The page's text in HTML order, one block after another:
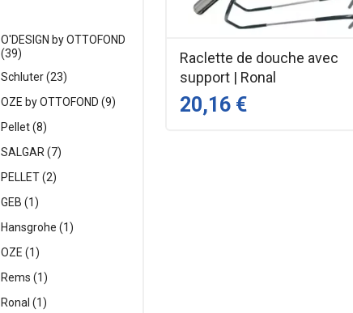
O'DESIGN by OTTOFOND
(39)
Schluter (23)
OZE by OTTOFOND (9)
Pellet (8)
SALGAR (7)
PELLET (2)
GEB (1)
Hansgrohe (1)
OZE (1)
Rems (1)
Ronal (1)
Raclette de douche avec
support | Ronal
20,16 €